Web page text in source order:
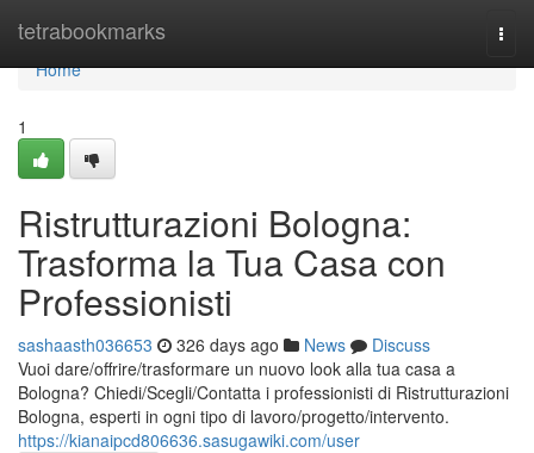
tetrabookmarks
Home
Home
1
Ristrutturazioni Bologna:
Trasforma la Tua Casa con
Professionisti
sashaasth036653 326 days ago News
Discuss
Vuoi dare/offrire/trasformare un nuovo look alla tua casa a
Bologna? Chiedi/Scegli/Contatta i professionisti di Ristrutturazioni
Bologna, esperti in ogni tipo di lavoro/progetto/intervento.
https://kianaipcd806636.sasugawiki.com/user